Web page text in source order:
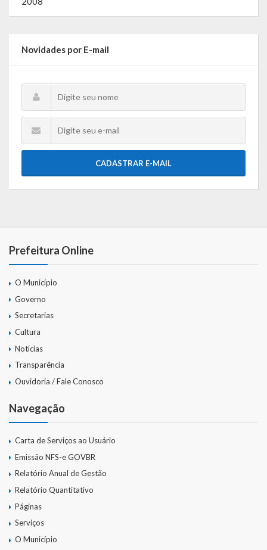
O que é?
Formulário de Pedido de Informações
Formulário de Recurso
Relatório Anual de Solicitações – SIC
Gestão Educação – Educar Web
Novidades por E-mail
CADASTRAR E-MAIL
Prefeitura Online
O Município
Governo
Secretarias
Cultura
Notícias
Transparência
Ouvidoria / Fale Conosco
Navegação
Carta de Serviços ao Usuário
Emissão NFS-e GOVBR
Relatório Anual de Gestão
Relatório Quantitativo
Páginas
Serviços
O Município